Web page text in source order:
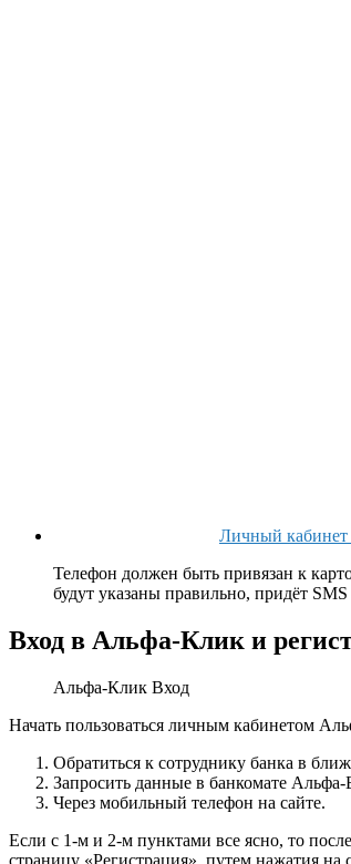
Личный кабинет
Телефон должен быть привязан к
будут указаны правильно, придёт
Вход в Альфа-Клик и
Альфа-Клик Вход
Начать пользоваться личным кабинетом
Обратиться к сотруднику банка в
Запросить данные в банкомате
Через мобильный телефон на сайте.
Если с 1-м и 2-м пунктами все ясно, то
страницу «Регистрация», путем нажатия на